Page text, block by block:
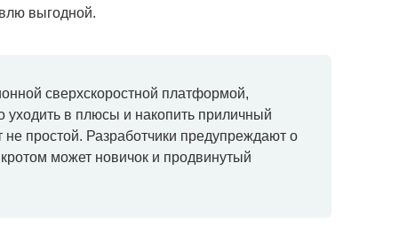
выгодной.
сверхскоростной платформой,
уходить в плюсы и накопить приличный
простой. Разработчики предупреждают о
может новичок и продвинутый